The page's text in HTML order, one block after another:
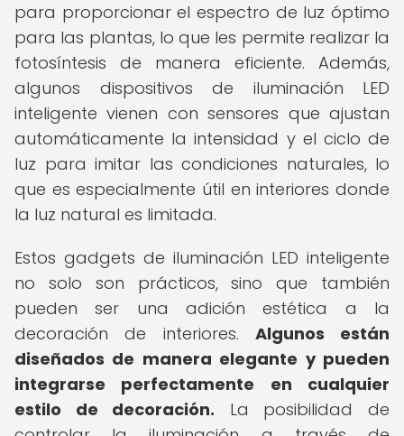
para proporcionar el espectro de luz óptimo
para las plantas, lo que les permite realizar la
fotosíntesis de manera eficiente. Además,
algunos dispositivos de iluminación LED
inteligente vienen con sensores que ajustan
automáticamente la intensidad y el ciclo de
luz para imitar las condiciones naturales, lo
que es especialmente útil en interiores donde
la luz natural es limitada.
Estos gadgets de iluminación LED inteligente
no solo son prácticos, sino que también
pueden ser una adición estética a la
decoración de interiores. Algunos están
diseñados de manera elegante y pueden
integrarse perfectamente en cualquier
estilo de decoración. La posibilidad de